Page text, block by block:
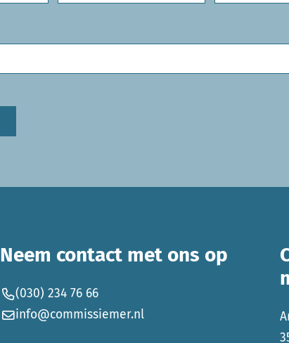
Neem contact met ons op
(030) 234 76 66
info@commissiemer.nl